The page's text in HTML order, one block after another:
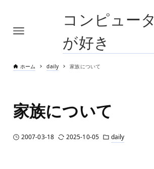
コンピュータ
が好き
ホーム daily 家族について
家族について
2007-03-18 2025-10-05 daily